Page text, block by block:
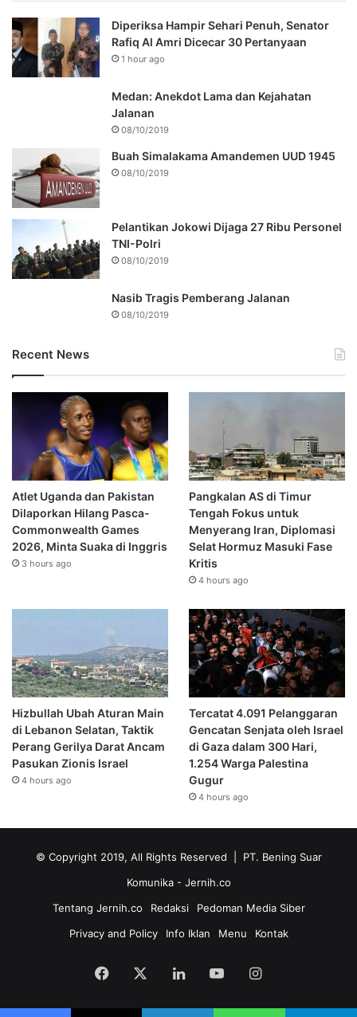
Diperiksa Hampir Sehari Penuh, Senator
Rafiq Al Amri Dicecar 30 Pertanyaan
1 hour ago
Medan: Anekdot Lama dan Kejahatan
Jalanan
08/10/2019
Buah Simalakama Amandemen UUD 1945
08/10/2019
Pelantikan Jokowi Dijaga 27 Ribu Personel
TNI-Polri
08/10/2019
Nasib Tragis Pemberang Jalanan
08/10/2019
Recent News
Atlet Uganda dan Pakistan
Dilaporkan Hilang Pasca-
Commonwealth Games
2026, Minta Suaka di Inggris
3 hours ago
Pangkalan AS di Timur
Tengah Fokus untuk
Menyerang Iran, Diplomasi
Selat Hormuz Masuki Fase
Kritis
4 hours ago
Hizbullah Ubah Aturan Main
di Lebanon Selatan, Taktik
Perang Gerilya Darat Ancam
Pasukan Zionis Israel
4 hours ago
Tercatat 4.091 Pelanggaran
Gencatan Senjata oleh Israel
di Gaza dalam 300 Hari,
1.254 Warga Palestina
Gugur
4 hours ago
© Copyright 2019, All Rights Reserved | PT. Bening Suar
Komunika - Jernih.co
Tentang Jernih.co
Redaksi
Pedoman Media Siber
Privacy and Policy
Info Iklan Menu Kontak
Facebook LinkedInYouTubeInstagram